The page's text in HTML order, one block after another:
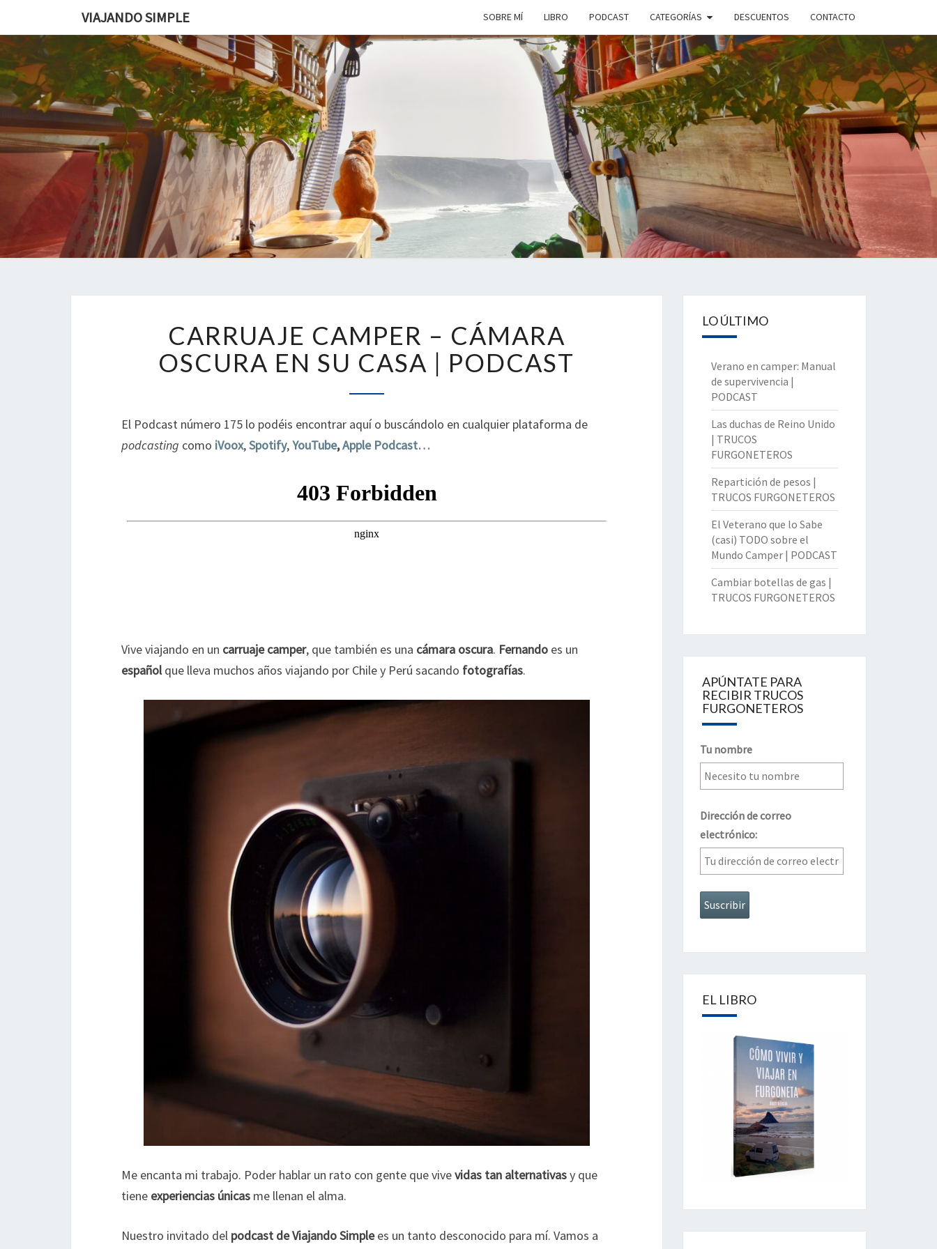
VIAJANDO SIMPLE SOBRE MÍ LIBRO PODCAST CATEGORÍAS DESCUENTOS CONTACTO
VIAJANDO
SIMPLE
Viviendo
En Un
Camión
Camper
Por
CAMPER
–
CÁMARA
SU
CASA
CARRUAJE CAMPER – CÁMARA
OSCURA EN SU CASA | PODCAST
El Podcast número 175 lo podéis encontrar aquí o buscándolo en cualquier plataforma de
podcasting como iVoox,Spotify,YouTube,Apple Podcast…
Vive viajando en un carruaje camper, que también es una cámara oscura. Fernando es un
españolque lleva muchos años viajando por Chile y Perú sacando fotografías.
Me encanta mi trabajo. Poder hablar un rato con gente que vivevidas tan alternativasy que
tiene experiencias únicas me llenan el alma.
Nuestro invitado del podcast de Viajando Simplees un tanto desconocido para mí. Vamos a
LO ÚLTIMO
Verano en camper: Manual
de supervivencia |
PODCAST
Las duchas de Reino Unido
| TRUCOS
FURGONETEROS
Repartición de pesos |
TRUCOS FURGONETEROS
El Veterano que lo Sabe
(casi) TODO sobre el
Mundo Camper | PODCAST
Cambiar botellas de gas |
TRUCOS FURGONETEROS
APÚNTATE PARA
RECIBIR TRUCOS
FURGONETEROS
Tu nombre
Dirección de correo
electrónico:
EL LIBRO